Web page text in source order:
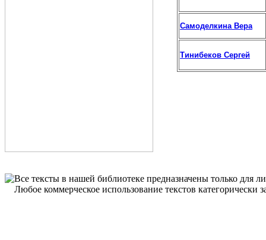
Самоделкина Вера
Тинибеков Сергей
Все тексты в нашей библиотеке предназначены только для
Любое коммерческое использование текстов категорически